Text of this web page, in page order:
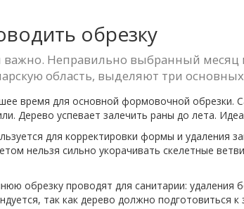
обрезку
Неправильно выбранный месяц
область, выделяют три
время для основной формовочной обрезки.
Дерево успевает залечить раны до лета.
для корректировки формы и удаления
нельзя сильно укорачивать скелетные
обрезку проводят для санитарии:
так как дерево должно подготовиться